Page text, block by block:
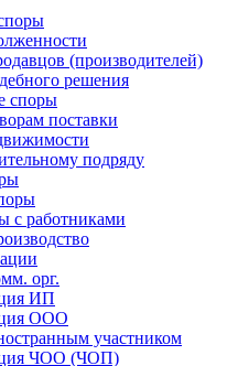
(производителей)
решения
споры
поставки
подряду
с работниками
орг.
ИП
ООО
участником
ЧОО (ЧОП)